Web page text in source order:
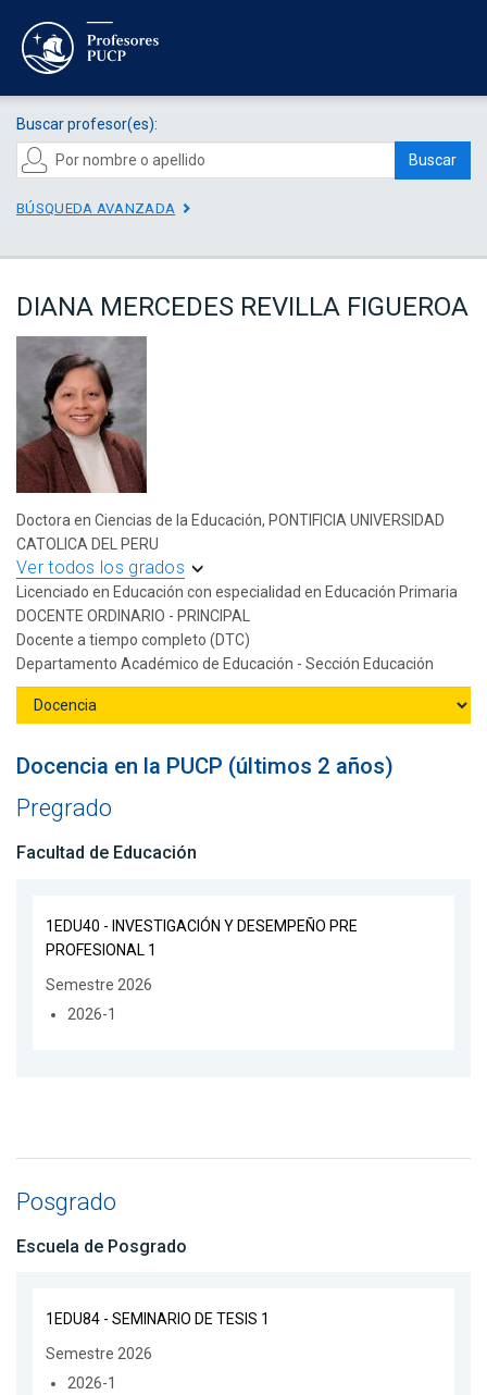
Buscar profesor(es):
Buscar
BÚSQUEDA AVANZADA
DIANA MERCEDES REVILLA FIGUEROA
Doctora en Ciencias de la Educación, PONTIFICIA UNIVERSIDAD
CATOLICA DEL PERU
Ver todos los grados
Licenciado en Educación con especialidad en Educación Primaria
DOCENTE ORDINARIO - PRINCIPAL
Docente a tiempo completo (DTC)
Departamento Académico de Educación - Sección Educación
Docencia en la PUCP (últimos 2 años)
Pregrado
Facultad de Educación
1EDU40 - INVESTIGACIÓN Y DESEMPEÑO PRE
PROFESIONAL 1
Semestre 2026
2026-1
Posgrado
Escuela de Posgrado
1EDU84 - SEMINARIO DE TESIS 1
Semestre 2026
2026-1